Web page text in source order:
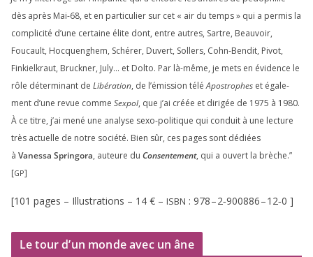
dès après Mai-68, et en par­ti­cu­lier sur cet « air du temps » qui a per­mis la
com­pli­ci­té d’une cer­taine élite dont, entre autres, Sartre, Beauvoir,
Foucault, Hocquenghem, Schérer, Duvert, Sollers, Cohn-Bendit, Pivot,
Finkielkraut, Bruckner, July… et Dolto. Par là-même, je mets en évi­dence le
rôle déter­mi­nant de Libération, de l’émission téléApostrophes et éga­le­
ment d’une revue comme Sexpol, que j’ai créée et diri­gée de 1975 à 1980.
À ce titre, j’ai mené une ana­lyse sexo-poli­tique qui conduit à une lec­ture
très actuelle de notre socié­té. Bien sûr, ces pages sont dédiées
à Vanessa Springora, auteure du Consentement, qui a ouvert la brèche.”
[GP]
[101 pages – Illustrations – 14 € – ISBN : 978–2‑900886–12‑0 ]
Le tour d’un monde avec un âne